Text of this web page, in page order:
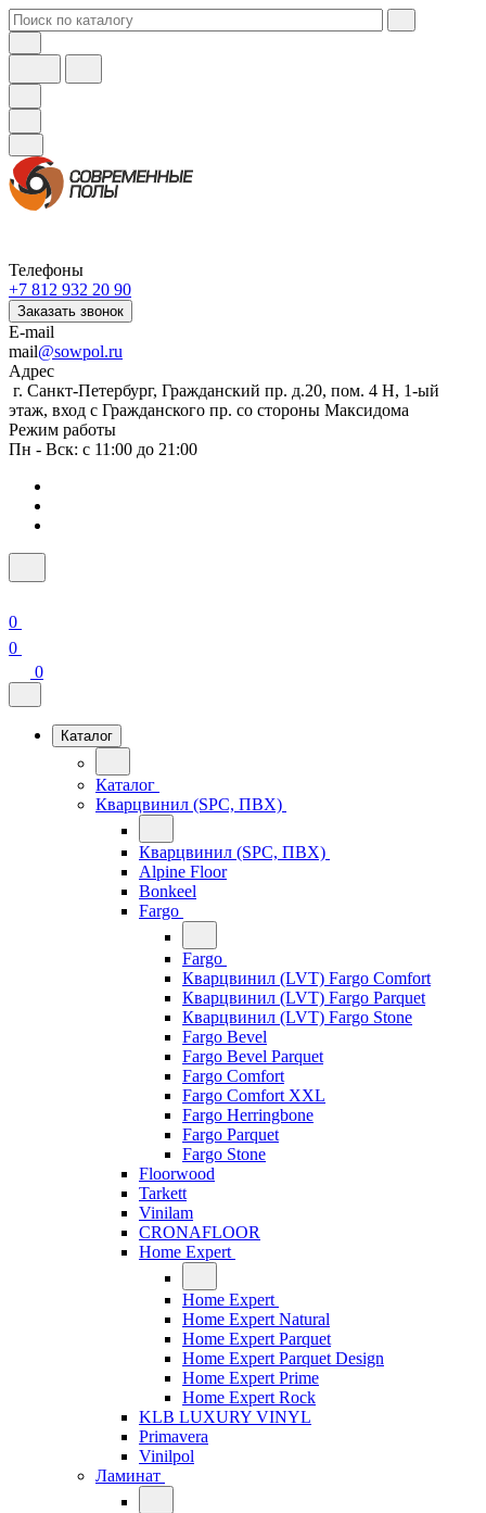
Телефоны
+7 812 932 20 90
Заказать звонок
E-mail
mail@sowpol.ru
Адрес
г. Санкт-Петербург, Гражданский пр. д.20, пом. 4 Н, 1-ый
этаж, вход с Гражданского пр. со стороны Максидома
Режим работы
Пн - Вск: с 11:00 до 21:00
0
0
0
Каталог
Каталог
Кварцвинил (SPC, ПВХ)
Кварцвинил (SPC, ПВХ)
Alpine Floor
Bonkeel
Fargo
Fargo
Кварцвинил (LVT) Fargo Comfort
Кварцвинил (LVT) Fargo Parquet
Кварцвинил (LVT) Fargo Stone
Fargo Bevel
Fargo Bevel Parquet
Fargo Comfort
Fargo Comfort XXL
Fargo Herringbone
Fargo Parquet
Fargo Stone
Floorwood
Tarkett
Vinilam
CRONAFLOOR
Home Expert
Home Expert
Home Expert Natural
Home Expert Parquet
Home Expert Parquet Design
Home Expert Prime
Home Expert Rock
KLB LUXURY VINYL
Primavera
Vinilpol
Ламинат